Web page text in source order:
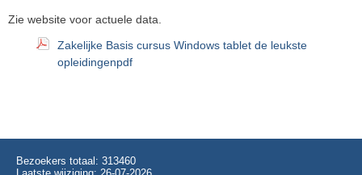
Zie website voor actuele data.
Zakelijke Basis cursus Windows tablet de leukste
opleidingenpdf
Bezoekers totaal: 313460